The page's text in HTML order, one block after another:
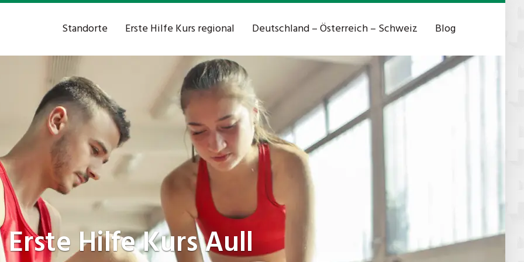
Standorte Erste Hilfe Kurs regional Deutschland – Österreich – Schweiz Blog
Erste Hilfe KursAull